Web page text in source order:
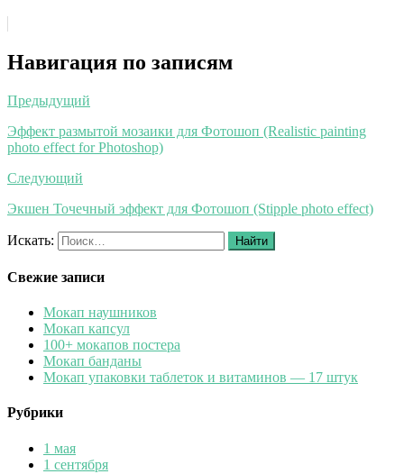
Навигация по записям
Предыдущий
Эффект размытой мозаики для Фотошоп (Realistic painting
photo effect for Photoshop)
Следующий
Экшен Точечный эффект для Фотошоп (Stipple photo effect)
Искать: Найти
Свежие записи
Мокап наушников
Мокап капсул
100+ мокапов постера
Мокап банданы
Мокап упаковки таблеток и витаминов — 17 штук
Рубрики
1 мая
1 сентября